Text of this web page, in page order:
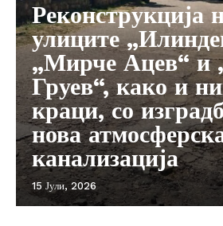
Реконструкција
улиците
„Мирче Ацев“ и
Груев“, како и
краци, со
нова
канализација
15 Јули, 2026